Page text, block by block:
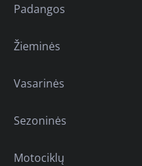
Padangos
Žieminės
Vasarinės
Sezoninės
Motociklų